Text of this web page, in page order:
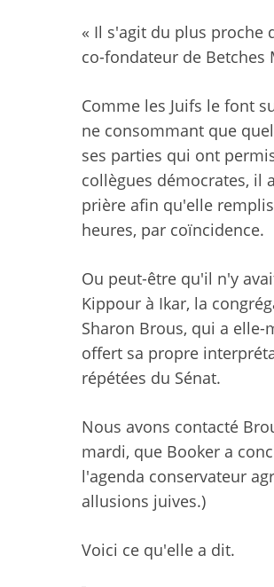
« Il s'agit du plus proche
co-fondateur de Betches
Comme les Juifs le font
ne consommant que
ses parties qui ont
collègues démocrates, il
prière afin qu'elle
heures, par coïncidence.
Ou peut-être qu'il n'y
Kippour à Ikar, la
Sharon Brous, qui a
offert sa propre
répétées du Sénat.
Nous avons contacté
mardi, que Booker a
l'agenda conservateur
allusions juives.)
Voici ce qu'elle a dit.